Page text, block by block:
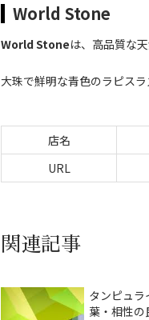
World Stone
World Stoneは、高品質な
大珠で鮮明な青色のラピス
店名
URL
関連記事
タンピュ
葉・相性の